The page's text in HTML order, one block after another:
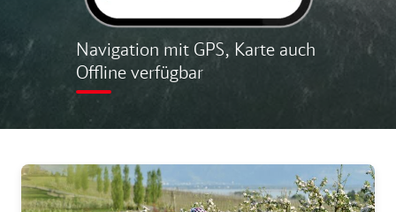
Navigation mit GPS, Karte auch
Offline verfügbar